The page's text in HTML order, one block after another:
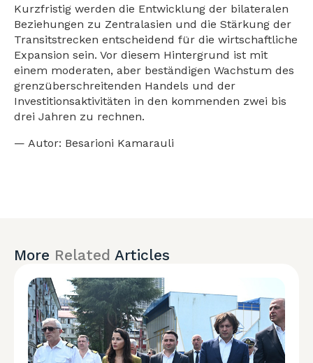
Kurzfristig werden die Entwicklung der bilateralen
Beziehungen zu Zentralasien und die Stärkung der
Transitstrecken entscheidend für die wirtschaftliche
Expansion sein. Vor diesem Hintergrund ist mit
einem moderaten, aber beständigen Wachstum des
grenzüberschreitenden Handels und der
Investitionsaktivitäten in den kommenden zwei bis
drei Jahren zu rechnen.
— Autor: Besarioni Kamarauli
More Related Articles